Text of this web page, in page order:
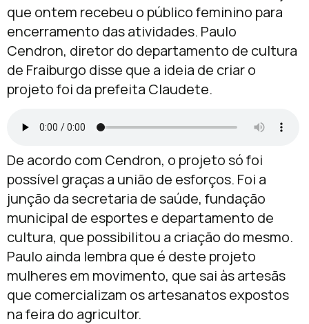
que ontem recebeu o público feminino para
encerramento das atividades. Paulo
Cendron, diretor do departamento de cultura
de Fraiburgo disse que a ideia de criar o
projeto foi da prefeita Claudete.
De acordo com Cendron, o projeto só foi
possível graças a união de esforços. Foi a
junção da secretaria de saúde, fundação
municipal de esportes e departamento de
cultura, que possibilitou a criação do mesmo.
Paulo ainda lembra que é deste projeto
mulheres em movimento, que sai às artesãs
que comercializam os artesanatos expostos
na feira do agricultor.